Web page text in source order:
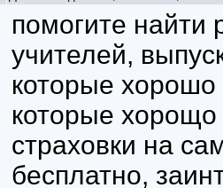
помогите найти
учителей,
которые
которые
страховки на
бесплатно,